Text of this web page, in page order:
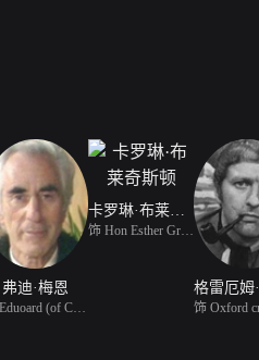
弗迪·梅恩
卡罗琳·布莱奇斯顿
饰 Hon Esther Grand